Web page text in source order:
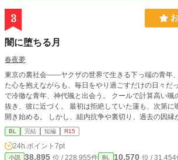
3
闇に堕ちる月
春夜夢
東京の裏社会――ヤクザの世界で生きる下っ端の青年
た心を抱えながらも、毎日をやり過ごすだけの日々だった。 ある夜、組
で冷徹な青年、神代颯と出会う。 クールで計算高い颯
抜き、彼に近づく。 最初は拒絶していた蓮も、次第に
開き始める。 しかし、組内抗争や裏切り、過去の因縁が二人を引き裂こうとす
る。 危険と欲望が交錯する中、互いに依存し、心を重
た抗争の果てに、蓮と颯は本当の絆と愛を見つけるこ
BL 完結 短編 R15
24h.ポイント 7pt
小説 38,895 位 / 228,955件 BL 10,570 位 / 31,454